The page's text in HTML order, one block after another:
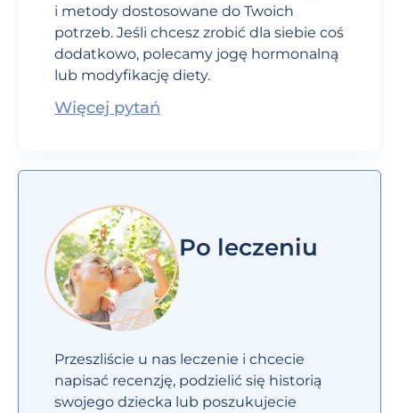
i metody dostosowane do Twoich
potrzeb. Jeśli chcesz zrobić dla siebie coś
dodatkowo, polecamy jogę hormonalną
lub modyfikację diety.
Więcej pytań
Po leczeniu
Przeszliście u nas leczenie i chcecie
napisać recenzję, podzielić się historią
swojego dziecka lub poszukujecie